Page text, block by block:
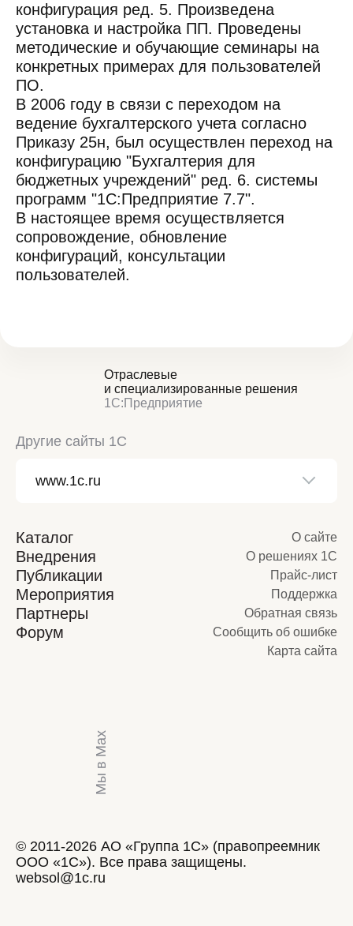
конфигурация ред. 5. Произведена
установка и настройка ПП. Проведены
методические и обучающие семинары на
конкретных примерах для пользователей
ПО.
В 2006 году в связи с переходом на
ведение бухгалтерского учета согласно
Приказу 25н, был осуществлен переход на
конфигурацию "Бухгалтерия для
бюджетных учреждений" ред. 6. системы
программ "1С:Предприятие 7.7".
В настоящее время осуществляется
сопровождение, обновление
конфигураций, консультации
пользователей.
Отраслевые
и специализированные решения
1С:Предприятие
Другие сайты 1С
Каталог
Внедрения
Публикации
Мероприятия
Партнеры
Форум
О сайте
О решениях 1С
Прайс-лист
Поддержка
Обратная связь
Сообщить об ошибке
Карта сайта
Мы в Max
© 2011-2026 АО «Группа 1С» (правопреемник
ООО «1С»). Все права защищены.
websol@1c.ru